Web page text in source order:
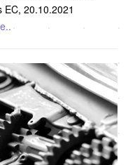
20.10.2021